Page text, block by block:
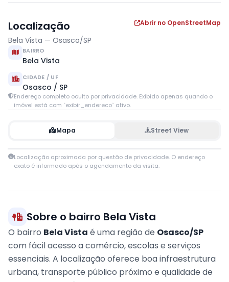
Localização
Bela Vista — Osasco/SP
Abrir no OpenStreetMap
BAIRRO
Bela Vista
CIDADE / UF
Osasco / SP
Endereço completo oculto por privacidade. Exibido apenas quando o
imóvel está com `exibir_endereco` ativo.
Mapa Street View
+
Localização aproximada por questão de privacidade. O endereço
exato é informado após o agendamento da visita.
Sobre o bairro Bela Vista
O bairro Bela Vista é uma região de Osasco/SP
com fácil acesso a comércio, escolas e serviços
essenciais. A localização oferece boa infraestrutura
urbana, transporte público próximo e qualidade de